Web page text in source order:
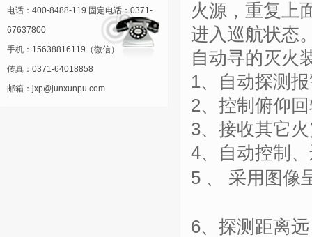
电话：400-8488-119 固定电话：0371-
67637800
手机：15638816119（微信）
传真：0371-64018858
邮箱：jxp@junxunpu.com
火源，重复上
进入巡航状态
自动寻的灭火
1、
自动探测
2、 控制俯仰
3、 接收其它
4、
自动控制
5 、 采用图像
6、 探测距离